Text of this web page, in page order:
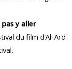
y aller
du film d’Al-Ard